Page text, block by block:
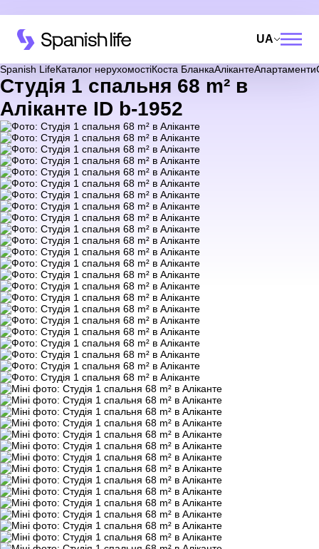
UA
Spanish LifeКаталог нерухомостіКоста БланкаАлікантеАпартаменти
Студія 1 спальня 68 m² в
Аліканте ID b-1952